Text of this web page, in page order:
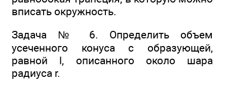
вписать окружность.
Задача № 6. Определить объем
усеченного конуса с образующей,
равной l, описанного около шара
радиуса r.